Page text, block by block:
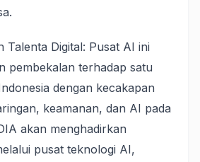
Talenta Digital: Pusat AI ini
pembekalan terhadap satu
dengan kecakapan
keamanan, dan AI pada
akan menghadirkan
pusat teknologi AI,